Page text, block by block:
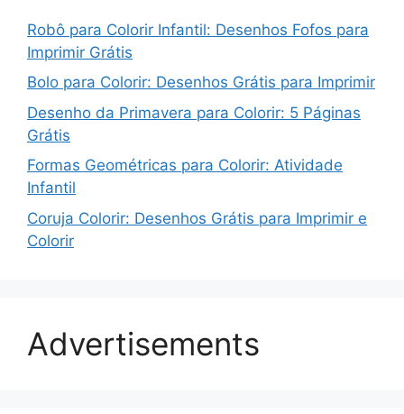
Robô para Colorir Infantil: Desenhos Fofos para
Imprimir Grátis
Bolo para Colorir: Desenhos Grátis para Imprimir
Desenho da Primavera para Colorir: 5 Páginas
Grátis
Formas Geométricas para Colorir: Atividade
Infantil
Coruja Colorir: Desenhos Grátis para Imprimir e
Colorir
Advertisements